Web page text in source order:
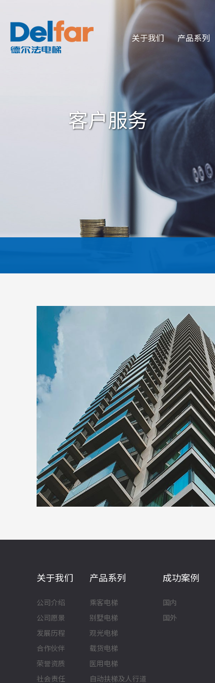
关于我们 产品系列
客户服务
关于我们
公司介绍
公司愿景
发展历程
合作伙伴
荣誉资质
社会责任
产品系列
乘客电梯
别墅电梯
观光电梯
载货电梯
医用电梯
自动扶梯及人行道
成功案例
国内
国外